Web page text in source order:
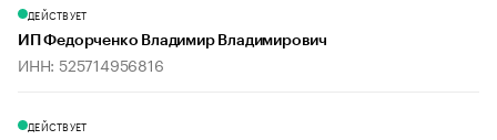
ДЕЙСТВУЕТ
ИП Федорченко Владимир Владимирович
ИНН: 525714956816
ДЕЙСТВУЕТ